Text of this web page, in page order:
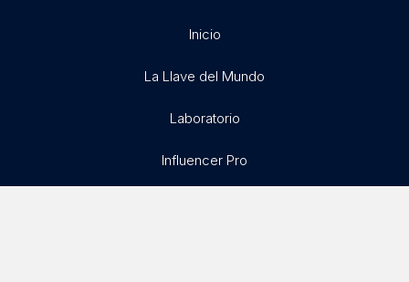
Inicio
La Llave del Mundo
Laboratorio
Influencer Pro